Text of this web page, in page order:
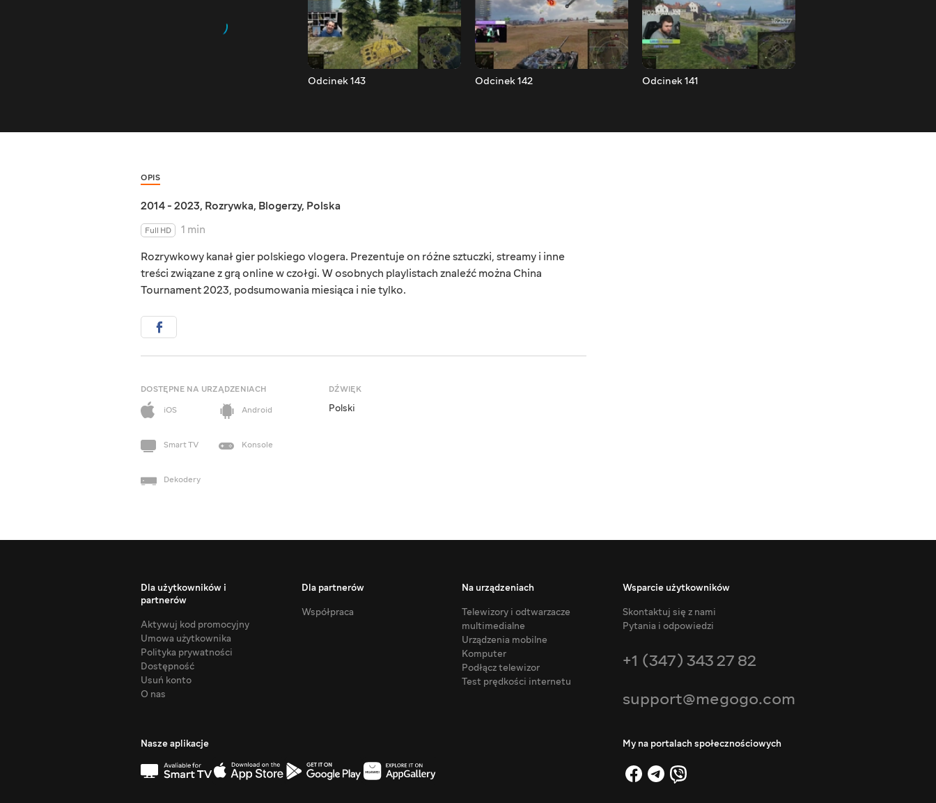
Odcinek 143 Odcinek 142 Odcinek 141
OPIS
2014 - 2023, Rozrywka, Blogerzy, Polska
Full HD
1 min
Rozrywkowy kanał gier polskiego vlogera. Prezentuje on różne sztuczki, streamy i inne
treści związane z grą online w czołgi. W osobnych playlistach znaleźć można China
Tournament 2023, podsumowania miesiąca i nie tylko.
DOSTĘPNE NA URZĄDZENIACH
iOS
Android
Smart TV Konsole
Dekodery
DŹWIĘK
Polski
Dla użytkowników i
partnerów
Aktywuj kod promocyjny
Umowa użytkownika
Polityka prywatności
Dostępność
Usuń konto
O nas
Dla partnerów
Współpraca
Na urządzeniach
Telewizory i odtwarzacze
multimedialne
Urządzenia mobilne
Komputer
Podłącz telewizor
Test prędkości internetu
Wsparcie użytkowników
Skontaktuj się z nami
Pytania i odpowiedzi
+1 (347) 343 27 82
support@megogo.com
Nasze aplikacje My na portalach społecznościowych